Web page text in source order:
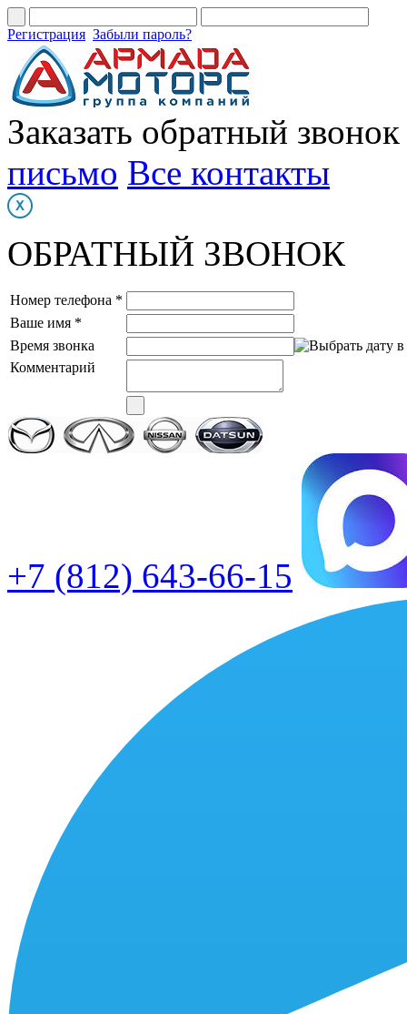
Регистрация Забыли пароль?
Заказать обратный звонок
письмо Все контакты
ОБРАТНЫЙ ЗВОНОК
Номер телефона *
Ваше имя *
Время звонка
Комментарий
+7 (812) 643-66-15